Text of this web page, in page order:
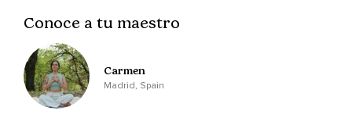
Algo así como si respirases por los poros de tu cuerpo,
Respira y siéntela,
Puedes imaginar el cuerpo como un globo que se infla con
cada inspiración,
Conoce a tu maestro
Carmen
Madrid, Spain